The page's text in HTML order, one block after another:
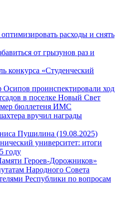
расходы и снять
от грызунов раз и
конкурса «Студенческий
проинспектировали ход
в поселке Новый Свет
бюллетеня ИМС
вручил награды
Пушилина (19.08.2025)
университет: итоги
году
Героев-Дорожников»
Народного Совета
Республики по вопросам